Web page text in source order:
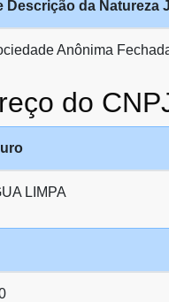
Descrição da Natureza
Anônima
do
LIMPA